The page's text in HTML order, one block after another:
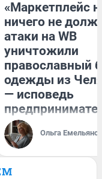
«Маркетплейс
ничего не
атаки на WB
уничтожили
православный
одежды из
— исповедь
Ольга